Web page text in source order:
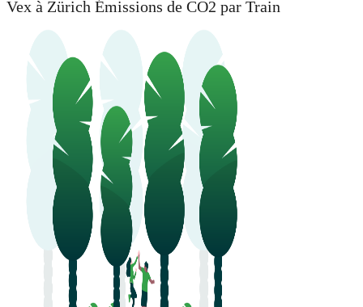
Vex à Zürich Émissions de CO2 par Train